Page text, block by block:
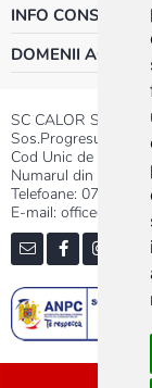
INFO
DOMENII
SC CALOR SRL
Sos.Progresului
Cod Unic de
Numarul din
Telefoane:
E-mail: